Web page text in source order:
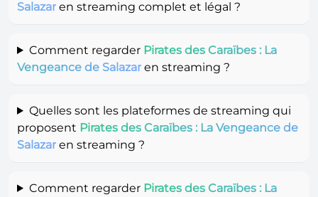
Salazar en streaming complet et légal ?
Comment regarder Pirates des Caraïbes : La
Vengeance de Salazar en streaming ?
Quelles sont les plateformes de streaming qui
proposent Pirates des Caraïbes : La Vengeance de
Salazar en streaming ?
Comment regarder Pirates des Caraïbes : La